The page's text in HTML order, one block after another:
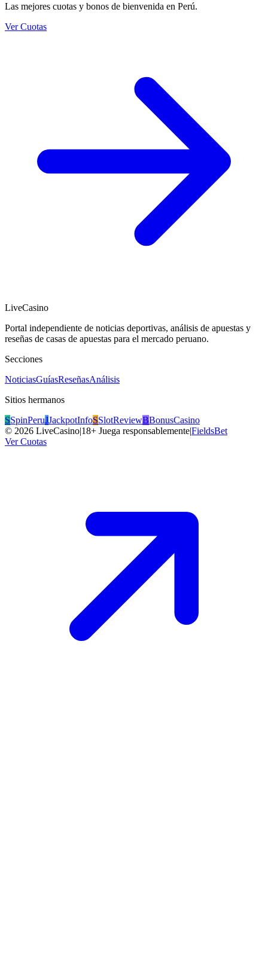
Las mejores cuotas y bonos de bienvenida en Perú.
Ver Cuotas
LiveCasino
Portal independiente de noticias deportivas, análisis de apuestas y
reseñas de casas de apuestas para el mercado peruano.
Secciones
NoticiasGuíasReseñasAnálisis
Sitios hermanos
SSpinPeruJJackpotInfoSSlotReviewBBonusCasino
© 2026 LiveCasino|18+ Juega responsablemente|FieldsBet
Ver Cuotas